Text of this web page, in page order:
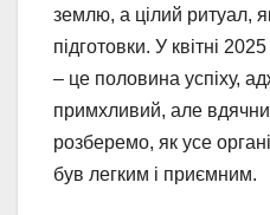
землю, а цілий ритуал,
підготовки. У квітні
– це половина успіху,
примхливий, але
розберемо, як усе
був легким і приємним.